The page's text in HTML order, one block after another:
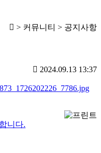
> 커뮤니티 > 공지사항
2024.09.13 13:37
니다.